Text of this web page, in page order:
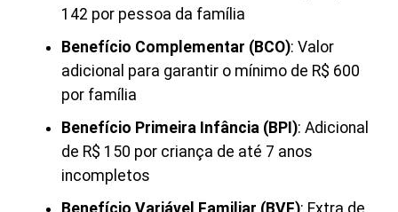
142 por pessoa da família
Benefício Complementar (BCO): Valor
adicional para garantir o mínimo de R$ 600
por família
Benefício Primeira Infância (BPI): Adicional
de R$ 150 por criança de até 7 anos
incompletos
Benefício Variável Familiar (BVF): Extra de